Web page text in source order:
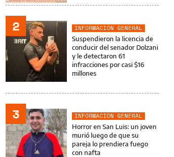
2
INFORMACIÓN GENERAL
Suspendieron la licencia de
conducir del senador Dolzani
y le detectaron 61
infracciones por casi $16
millones
3
INFORMACIÓN GENERAL
Horror en San Luis: un joven
murió luego de que su
pareja lo prendiera fuego
con nafta